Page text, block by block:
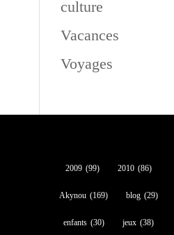
culture
Vacances
Voyages
2009 (99) 2010 (86)
Akynou (169) blog (29)
enfants (30) jeux (38)